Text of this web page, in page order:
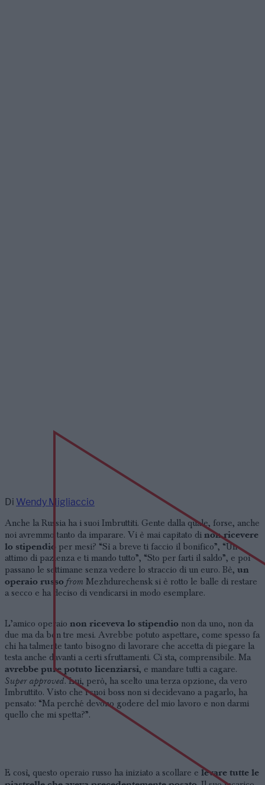
Di Wendy Migliaccio
Anche la Russia ha i suoi Imbruttiti. Gente dalla quale, forse, anche
noi avremmo tanto da imparare. Vi è mai capitato di non ricevere
lo stipendio per mesi? “Sì a breve ti faccio il bonifico”, “Un
attimo di pazienza e ti mando tutto”, “Sto per farti il saldo”, e poi
passano le settimane senza vedere lo straccio di un euro. Bè, un
operaio russo from Mezhdurechensk si è rotto le balle di restare
a secco e ha deciso di vendicarsi in modo esemplare.
L’amico operaio non riceveva lo stipendio non da uno, non da
due ma da ben tre mesi. Avrebbe potuto aspettare, come spesso fa
chi ha talmente tanto bisogno di lavorare che accetta di piegare la
testa anche davanti a certi sfruttamenti. Ci sta, comprensibile. Ma
avrebbe pure potuto licenziarsi, e mandare tutti a cagare.
Super approved. Lui, però, ha scelto una terza opzione, da vero
Imbruttito. Visto che i suoi boss non si decidevano a pagarlo, ha
pensato: “Ma perché devono godere del mio lavoro e non darmi
quello che mi spetta?”.
E così, questo operaio russo ha iniziato a scollare e levare tutte le